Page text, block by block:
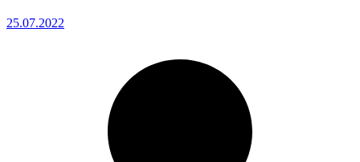
25.07.2022